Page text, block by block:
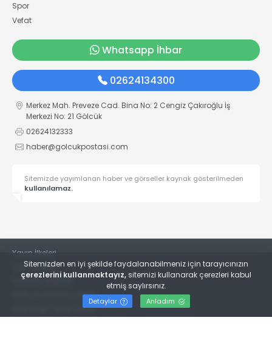
Spor
Vefat
Whatsapp İhbar
02624134300
Merkez Mah. Preveze Cad. Bina No: 2 Cengiz Çakıroğlu İş
Merkezi No: 21 Gölcük
02624132333
haber@golcukpostasi.com
Sitemizde yayımlanan haber ve görseller kaynak gösterilmeden
kullanılamaz.
Yayın İlkeleri
Veri Politikası
Kullanım Şartları
KVKK Aydınlatma Metni
KVKK Bilgi Talep Formu
Sitemizden en iyi şekilde faydalanabilmeniz için tarayıcınızın
çerezlerini kullanmaktayız, sitemizi kullanarak çerezleri kabul
etmiş saylırsınız.
Detaylar Anladım